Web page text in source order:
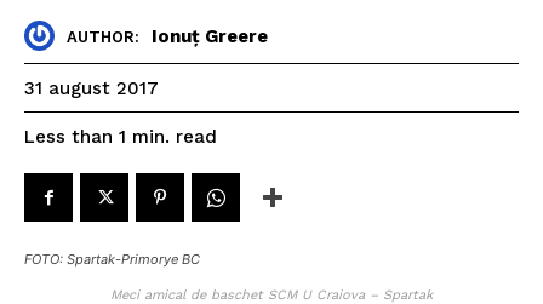
AUTHOR: Ionuț Greere
31 august 2017
Less than 1 min. read
FOTO: Spartak-Primorye BC
Meci amical de baschet SCM U Craiova – Spartak